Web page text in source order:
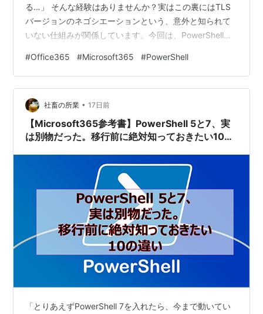
る…」 そんな経験はありませんか？実はこの裏にはTLS
バージョンのネゴシエーションという、意外と知られて
いない仕組みが関係しています。今回は、PowerShellの
を、初心者にもわかるように整理しました。 そもそも
TLSって何を確認すればいいの？ 「TLS1.1が使われるか
も」というリスク じゃあExchange Onlineの場合はどう
なの？ では、なぜエラーが起きるケースがあるのか？
対…
#Office365 #Microsoft365 #PowerShell
社畜の所業 • 17日前
【Microsoft365参考書】PowerShell 5と7、実
は別物だった。移行前に絶対知っておきたい10の
「とりあえずPowerShell 7を入れたら、今まで動いてい